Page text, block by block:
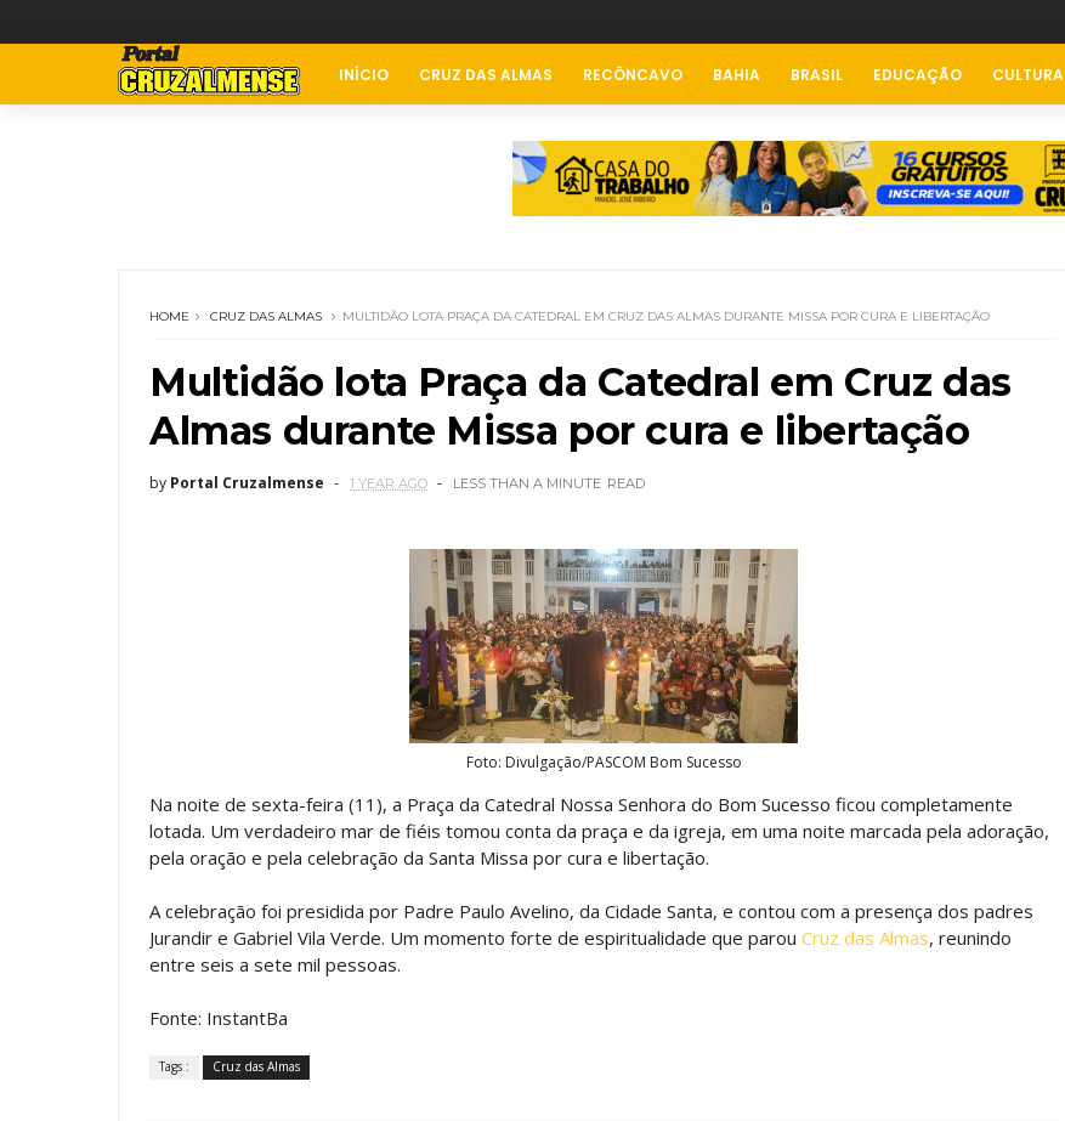
INÍCIO CRUZ DAS ALMAS RECÔNCAVO BAHIA BRASIL EDUCAÇÃO CULTURA
HOME CRUZ DAS ALMAS MULTIDÃO LOTA PRAÇA DA CATEDRAL EM CRUZ DAS ALMAS DURANTE MISSA POR CURA E LIBERTAÇÃO
Multidão lota Praça da Catedral em Cruz das
Almas durante Missa por cura e libertação
by Portal Cruzalmense 1 YEAR AGO LESS THAN A MINUTE READ
Foto: Divulgação/PASCOM Bom Sucesso
Na noite de sexta-feira (11), a Praça da Catedral Nossa Senhora do Bom Sucesso ficou completamente
lotada. Um verdadeiro mar de fiéis tomou conta da praça e da igreja, em uma noite marcada pela adoração,
pela oração e pela celebração da Santa Missa por cura e libertação.
A celebração foi presidida por Padre Paulo Avelino, da Cidade Santa, e contou com a presença dos padres
Jurandir e Gabriel Vila Verde. Um momento forte de espiritualidade que parou Cruz das Almas, reunindo
entre seis a sete mil pessoas.
Fonte: InstantBa
Tags : Cruz das Almas